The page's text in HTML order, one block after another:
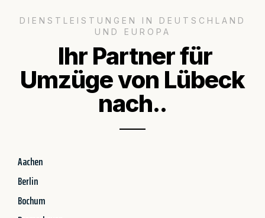
DIENSTLEISTUNGEN IN DEUTSCHLAND
UND EUROPA
Ihr Partner für
Umzüge von Lübeck
nach..
Aachen
Berlin
Bochum